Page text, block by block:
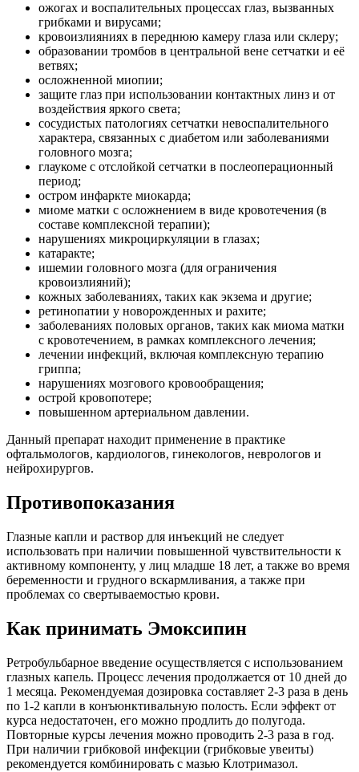
ожогах и воспалительных процессах глаз, вызванных
грибками и вирусами;
кровоизлияниях в переднюю камеру глаза или склеру;
образовании тромбов в центральной вене сетчатки и её
ветвях;
осложненной миопии;
защите глаз при использовании контактных линз и от
воздействия яркого света;
сосудистых патологиях сетчатки невоспалительного
характера, связанных с диабетом или заболеваниями
головного мозга;
глаукоме с отслойкой сетчатки в послеоперационный
период;
остром инфаркте миокарда;
миоме матки с осложнением в виде кровотечения (в
составе комплексной терапии);
нарушениях микроциркуляции в глазах;
катаракте;
ишемии головного мозга (для ограничения
кровоизлияний);
кожных заболеваниях, таких как экзема и другие;
ретинопатии у новорожденных и рахите;
заболеваниях половых органов, таких как миома матки
с кровотечением, в рамках комплексного лечения;
лечении инфекций, включая комплексную терапию
гриппа;
нарушениях мозгового кровообращения;
острой кровопотере;
повышенном артериальном давлении.
Данный препарат находит применение в практике
офтальмологов, кардиологов, гинекологов, неврологов и
нейрохирургов.
Противопоказания
Глазные капли и раствор для инъекций не следует
использовать при наличии повышенной чувствительности к
активному компоненту, у лиц младше 18 лет, а также во время
беременности и грудного вскармливания, а также при
проблемах со свертываемостью крови.
Как принимать Эмоксипин
Ретробульбарное введение осуществляется с использованием
глазных капель. Процесс лечения продолжается от 10 дней до
1 месяца. Рекомендуемая дозировка составляет 2-3 раза в день
по 1-2 капли в конъюнктивальную полость. Если эффект от
курса недостаточен, его можно продлить до полугода.
Повторные курсы лечения можно проводить 2-3 раза в год.
При наличии грибковой инфекции (грибковые увеиты)
рекомендуется комбинировать с мазью Клотримазол.